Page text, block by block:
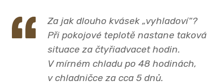
Za jak dlouho kvásek „vyhladoví“?
Při pokojové teplotě nastane taková
situace za čtyřiadvacet hodin.
V mírném chladu po 48 hodinách,
v chladničce za cca 5 dnů.